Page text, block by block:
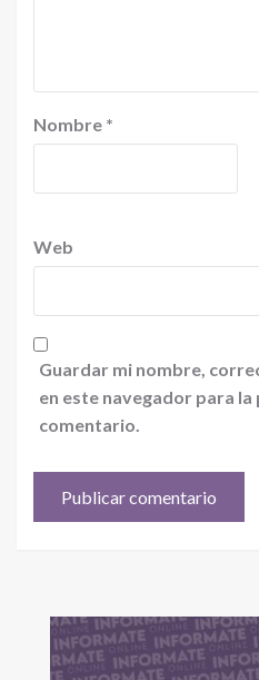
Nombre *
Web
Guardar mi nombre,
en este navegador para la
comentario.